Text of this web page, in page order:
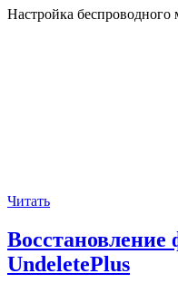
Настройка
Читать
UndeletePlus